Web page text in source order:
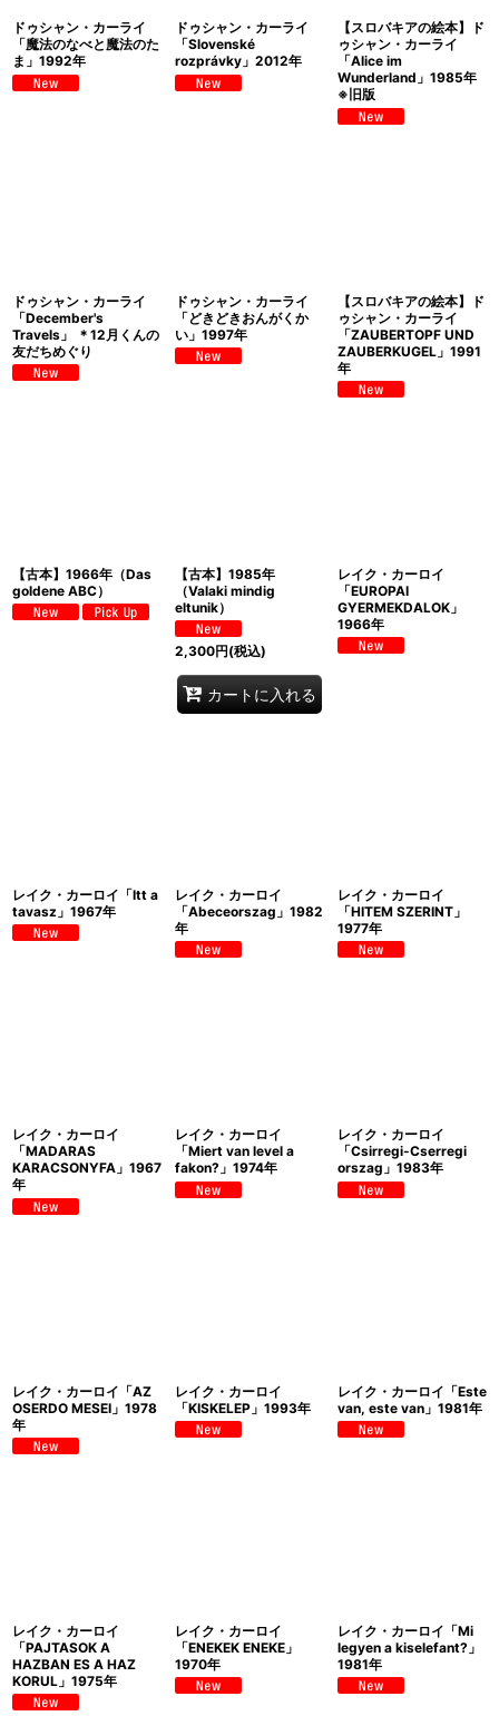
ドゥシャン・カーライ
「魔法のなべと魔法のた
ま」1992年
ドゥシャン・カーライ
「Slovenské
rozprávky」2012年
【スロバキアの絵本】ド
ゥシャン・カーライ
「Alice im
Wunderland」1985年
※旧版
ドゥシャン・カーライ
「December's
Travels」 ＊12月くんの
友だちめぐり
ドゥシャン・カーライ
「どきどきおんがくか
い」1997年
【スロバキアの絵本】ド
ゥシャン・カーライ
「ZAUBERTOPF UND
ZAUBERKUGEL」1991
年
【古本】1966年（Das
goldene ABC）
【古本】1985年
（Valaki mindig
eltunik）
2,300円(税込)
カートに入れる
レイク・カーロイ
「EUROPAI
GYERMEKDALOK」
1966年
レイク・カーロイ「Itt a
tavasz」1967年
レイク・カーロイ
「Abeceorszag」1982
年
レイク・カーロイ
「HITEM SZERINT」
1977年
レイク・カーロイ
「MADARAS
KARACSONYFA」1967
年
レイク・カーロイ
「Miert van level a
fakon?」1974年
レイク・カーロイ
「Csirregi-Cserregi
orszag」1983年
レイク・カーロイ「AZ
OSERDO MESEI」1978
年
レイク・カーロイ
「KISKELEP」1993年
レイク・カーロイ「Este
van, este van」1981年
レイク・カーロイ
「PAJTASOK A
HAZBAN ES A HAZ
KORUL」1975年
レイク・カーロイ
「ENEKEK ENEKE」
1970年
レイク・カーロイ「Mi
legyen a kiselefant?」
1981年